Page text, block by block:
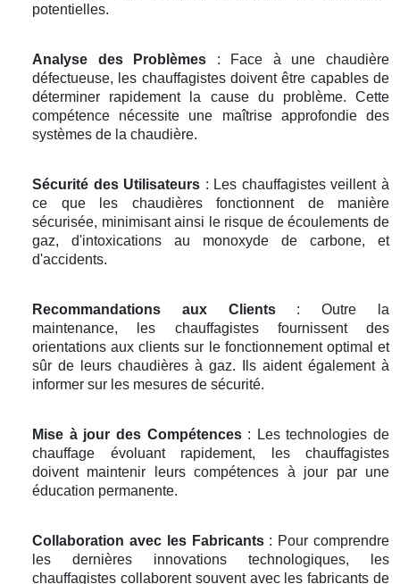
potentielles.
Analyse des Problèmes : Face à une chaudière
défectueuse, les chauffagistes doivent être capables de
déterminer rapidement la cause du problème. Cette
compétence nécessite une maîtrise approfondie des
systèmes de la chaudière.
Sécurité des Utilisateurs : Les chauffagistes veillent à
ce que les chaudières fonctionnent de manière
sécurisée, minimisant ainsi le risque de écoulements de
gaz, d'intoxications au monoxyde de carbone, et
d'accidents.
Recommandations aux Clients: Outre la
maintenance, les chauffagistes fournissent des
orientations aux clients sur le fonctionnement optimal et
sûr de leurs chaudières à gaz. Ils aident également à
informer sur les mesures de sécurité.
Mise à jour des Compétences: Les technologies de
chauffage évoluant rapidement, les chauffagistes
doivent maintenir leurs compétences à jour par une
éducation permanente.
Collaboration avec les Fabricants: Pour comprendre
les dernières innovations technologiques, les
chauffagistes collaborent souvent avec les fabricants de